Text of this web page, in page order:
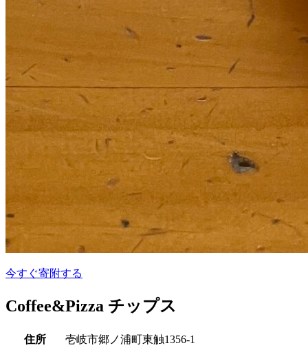
今すぐ寄附する
Coffee&Pizza チップス
住所
壱岐市郷ノ浦町東触1356-1